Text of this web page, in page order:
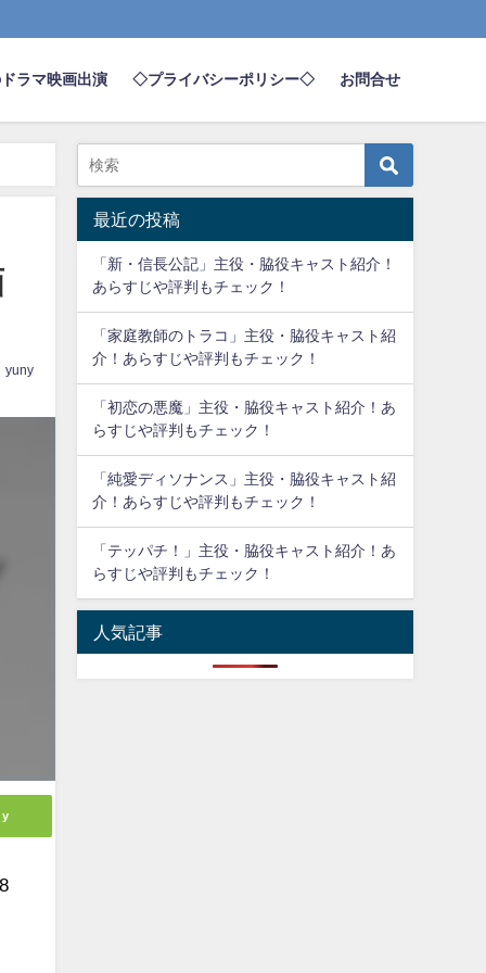
ラマ映画出演 ◇プライバシーポリシー◇ お問合せ
yuny
最近の投稿
「新・信長公記」主役・脇役キャスト紹介！
あらすじや評判もチェック！
「家庭教師のトラコ」主役・脇役キャスト紹
介！あらすじや評判もチェック！
「初恋の悪魔」主役・脇役キャスト紹介！あ
らすじや評判もチェック！
「純愛ディソナンス」主役・脇役キャスト紹
介！あらすじや評判もチェック！
「テッパチ！」主役・脇役キャスト紹介！あ
らすじや評判もチェック！
人気記事